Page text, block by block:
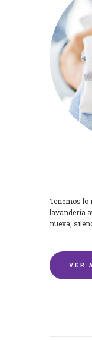
Tenemos lo
lavandería
nueva,
VER